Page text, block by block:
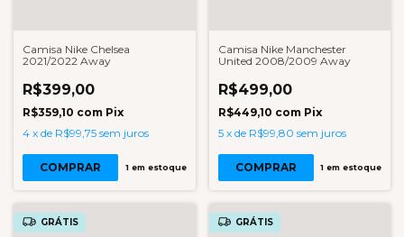
Camisa Nike Chelsea
2021/2022 Away
R$399,00
R$359,10 com Pix
4 x de R$99,75 sem juros
COMPRAR 1em estoque
Camisa Nike Manchester
United 2008/2009 Away
R$499,00
R$449,10 com Pix
5 x de R$99,80 sem juros
COMPRAR 1 em estoque
GRÁTIS GRÁTIS